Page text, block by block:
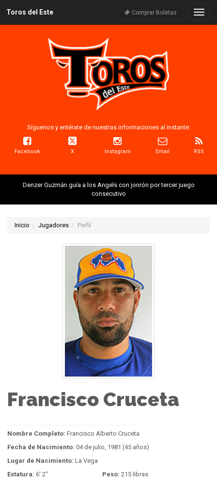
Toros del Este Comprar Boletas
Síguenos y entérate de nuestras informaciones al instante:
Facebook X Instagram Email RSS
Denzer Guzmán guía a los Angels con jonrón por tercer juego
consecutivo
Inicio Jugadores Perfil
Francisco Cruceta
Nombre Completo: Francisco Alberto Cruceta
Fecha de Nacimiento: 04 de julio, 1981 (45 años)
Lugar de Nacimiento: La Vega
Estatura: 6' 2" Peso: 215 libras